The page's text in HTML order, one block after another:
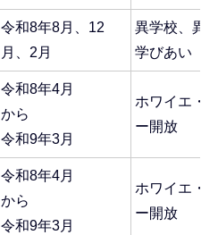
令和8年8月、12
月、2月
異学校、異
学びあい
令和8年4月
から
令和9年3月
ホワイエ・
ー開放
令和8年4月
から
令和9年3月
ホワイエ・
ー開放